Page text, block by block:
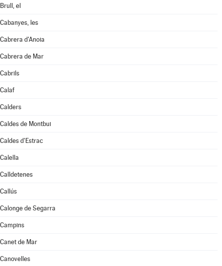
Brull, el
Cabanyes, les
Cabrera d'Anoia
Cabrera de Mar
Cabrils
Calaf
Calders
Caldes de Montbui
Caldes d'Estrac
Calella
Calldetenes
Callús
Calonge de Segarra
Campins
Canet de Mar
Canovelles